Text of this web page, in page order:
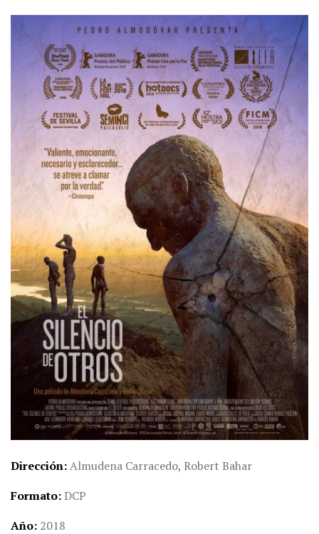
Dirección Almudena Carracedo, Robert Bahar
Formato DCP
Año 2018